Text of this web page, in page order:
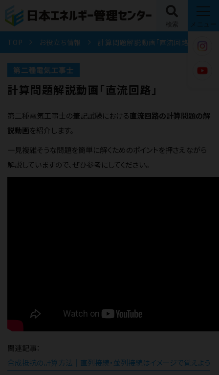
検索 メニュー
TOP お役立ち情報 計算問題解説動画「直流回路」
第二種電気工事士
計算問題解説動画「直流回路」
第二種電気工事士の筆記試験における直流回路の計算問題の解
説動画を紹介します。
一見複雑そうな問題を簡単に解くためのポイントを押さえながら
解説していますので、ぜひ参考にしてください。
関連記事：
合成抵抗の計算方法｜直列接続・並列接続はイメージで覚えよう